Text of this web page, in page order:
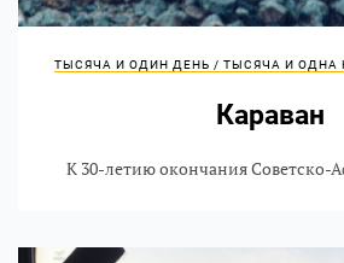
ТЫСЯЧА И ОДИН ДЕНЬ / ТЫСЯЧА И ОДНА
Караван
К 30-летию окончания Советско-